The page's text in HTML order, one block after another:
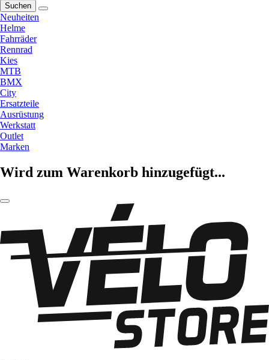
Suchen
Neuheiten
Helme
Fahrräder
Rennrad
Kies
MTB
BMX
City
Ersatzteile
Ausrüstung
Werkstatt
Outlet
Marken
Wird zum Warenkorb hinzugefügt...